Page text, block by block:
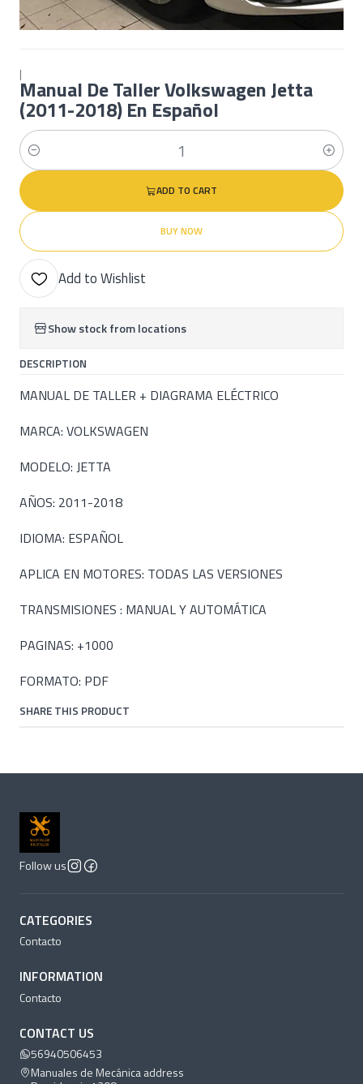
|
Manual De Taller Volkswagen Jetta
(2011-2018) En Español
Quantity
ADD TO CART
BUY NOW
Add to Wishlist
Show stock from locations
DESCRIPTION
MANUAL DE TALLER + DIAGRAMA ELÉCTRICO
MARCA: VOLKSWAGEN
MODELO: JETTA
AÑOS: 2011-2018
IDIOMA: ESPAÑOL
APLICA EN MOTORES: TODAS LAS VERSIONES
TRANSMISIONES : MANUAL Y AUTOMÁTICA
PAGINAS: +1000
FORMATO: PDF
SHARE THIS PRODUCT
Follow us
CATEGORIES
Contacto
INFORMATION
Contacto
CONTACT US
56940506453
Manuales de Mecánica address